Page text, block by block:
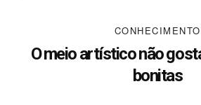
CONHECIMENTO
O meio artístico não
bonitas